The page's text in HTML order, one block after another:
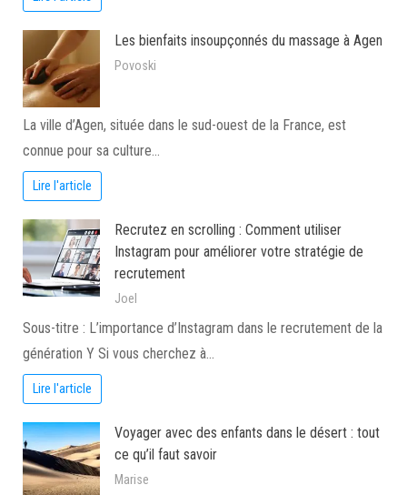
Les bienfaits insoupçonnés du massage à Agen
Povoski
La ville d’Agen, située dans le sud-ouest de la France, est
connue pour sa culture…
Lire l'article
Recrutez en scrolling : Comment utiliser
Instagram pour améliorer votre stratégie de
recrutement
Joel
Sous-titre : L’importance d’Instagram dans le recrutement de la
génération Y Si vous cherchez à…
Lire l'article
Voyager avec des enfants dans le désert : tout
ce qu’il faut savoir
Marise